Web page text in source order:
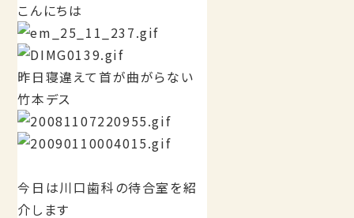
こんにちは
昨日寝違えて首が曲がらない
竹本デス
今日は川口歯科の待合室を紹
介します